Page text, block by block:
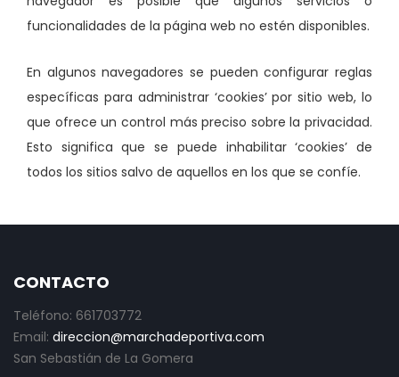
funcionalidades de la página web no estén disponibles.
En algunos navegadores se pueden configurar reglas
específicas para administrar ‘cookies’ por sitio web, lo
que ofrece un control más preciso sobre la privacidad.
Esto significa que se puede inhabilitar ‘cookies’ de
todos los sitios salvo de aquellos en los que se confíe.
CONTACTO
Teléfono: 661703772
Email: direccion@marchadeportiva.com
San Sebastián de La Gomera